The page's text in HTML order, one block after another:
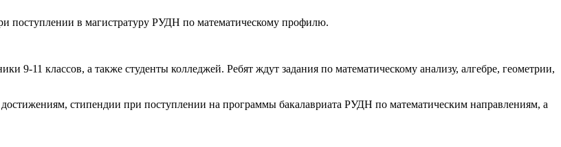
поступлении в магистратуру РУДН по математическому профилю.
9-11 классов, а также студенты колледжей. Ребят ждут задания по математическому анализу, алгебре, геометрии,
стипендии при поступлении на программы бакалавриата РУДН по математическим направлениям, а